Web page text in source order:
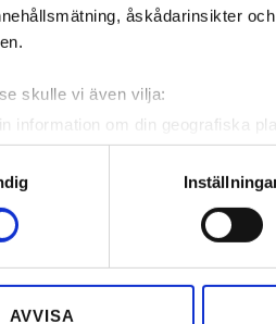
åskådarinsikter
skulle vi även vilja:
information om din geografiska
din enhet genom att aktivt
om hur dina personliga uppgifter
ditt samtycke när som helst från
analysera vår trafik. Vi
och annons- och
AVVISA